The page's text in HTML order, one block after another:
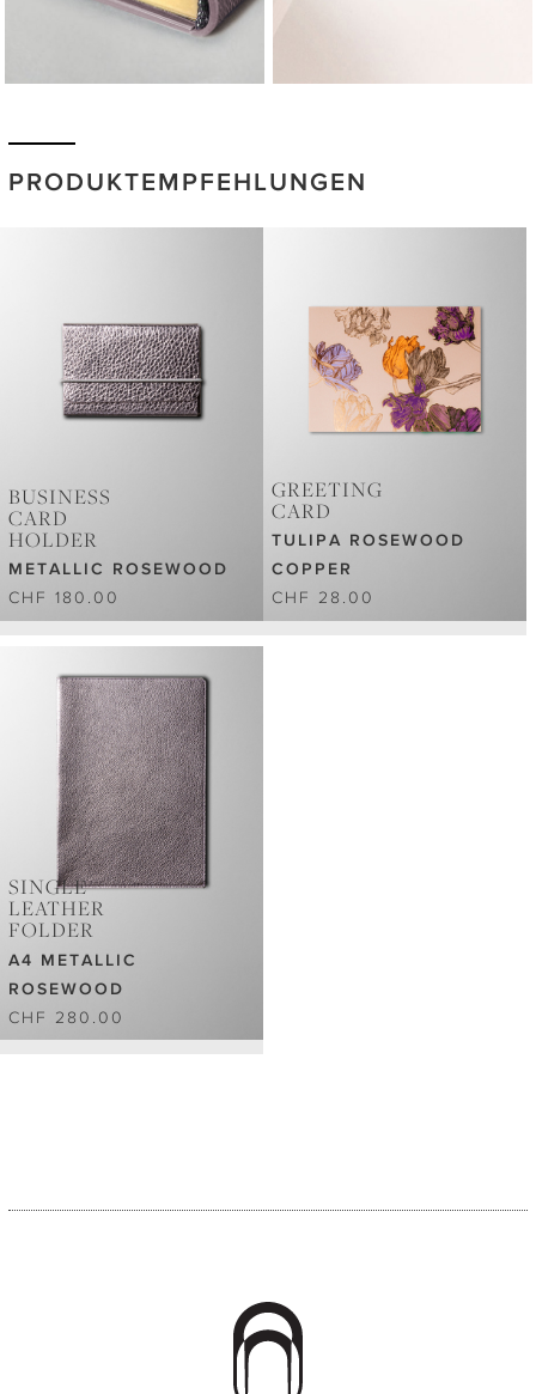
PRODUKTEMPFEHLUNGEN
BUSINESS
CARD
HOLDER
METALLIC ROSEWOOD
CHF 180.00
GREETING
CARD
TULIPA ROSEWOOD
COPPER
CHF 28.00
SINGLE
LEATHER
FOLDER
A4 METALLIC
ROSEWOOD
CHF 280.00